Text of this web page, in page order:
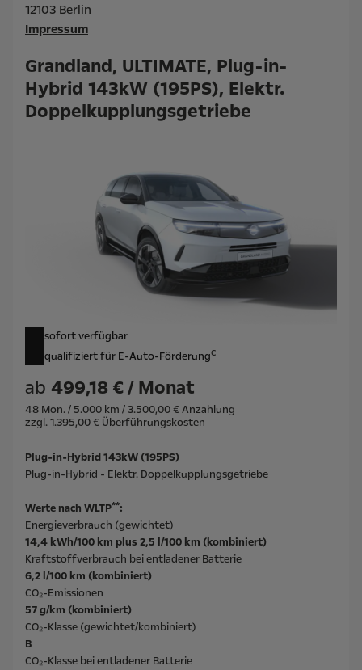
Grandland, ULTIMATE, Plug-in-
Hybrid 143kW (195PS), Elektr.
Doppelkupplungsgetriebe
sofort verfügbar
qualifiziert für E-Auto-Förderungc
ab 499,18 € / Monat
48 Mon. / 5.000 km / 3.500,00 € Anzahlung
zzgl. 1.395,00 € Überführungskosten
12103 Berlin
Impressum
Plug-in-Hybrid 143kW (195PS)
Plug-in-Hybrid - Elektr. Doppelkupplungsgetriebe
Werte nach WLTP**:
Energieverbrauch (gewichtet)
14,4 kWh/100 km plus 2,5 l/100 km (kombiniert)
Kraftstoffverbrauch bei entladener Batterie
6,2 l/100 km (kombiniert)
CO₂-Emissionen
57 g/km (kombiniert)
CO₂-Klasse (gewichtet/kombiniert)
B
CO₂-Klasse bei entladener Batterie